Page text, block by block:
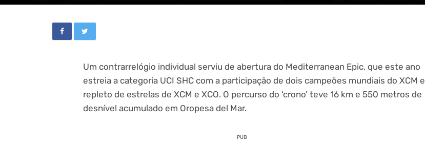
Um contrarrelógio individual serviu de abertura do Mediterranean Epic, que este ano
estreia a categoria UCI SHC com a participação de dois campeões mundiais do XCM e
repleto de estrelas de XCM e XCO. O percurso do ‘crono’ teve 16 km e 550 metros de
desnível acumulado em Oropesa del Mar.
PUB